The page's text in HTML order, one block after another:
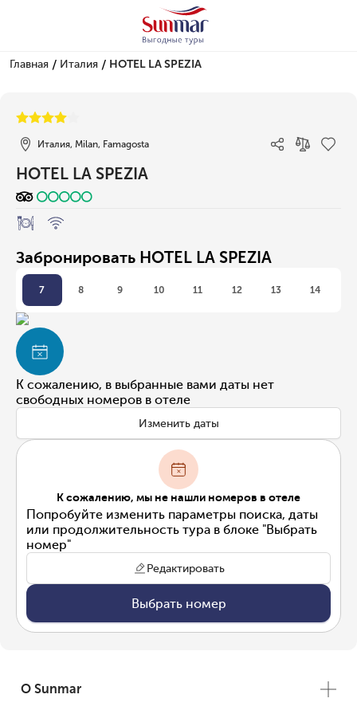
Главная / Италия / HOTEL LA SPEZIA
Италия, Milan, Famagosta
HOTEL LA SPEZIA
Забронировать HOTEL LA SPEZIA
7 8 9 10 11 12 13 14
К сожалению, в выбранные вами даты нет
свободных номеров в отеле
Изменить даты
К сожалению, мы не нашли номеров в отеле
Попробуйте изменить параметры поиска, даты
или продолжительность тура в блоке "Выбрать
номер"
Редактировать
Выбрать номер
О Sunmar